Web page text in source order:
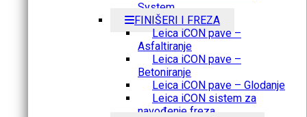
System
FINIŠERI I FREZA
Leica iCON pave –
Asfaltiranje
Leica iCON pave –
Betoniranje
Leica iCON pave – Glodanje
Leica iCON sistem za
navođenje freza